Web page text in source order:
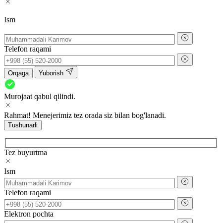
Ism
Telefon raqami
Orqaga Yuborish
Murojaat qabul qilindi.
Rahmat! Menejerimiz tez orada siz bilan bog'lanadi.
Tushunarli
Tez buyurtma
Ism
Telefon raqami
Elektron pochta